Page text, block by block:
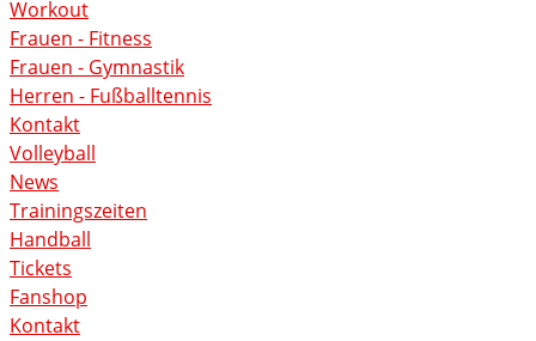
Workout
Frauen - Fitness
Frauen - Gymnastik
Herren - Fußballtennis
Kontakt
Volleyball
News
Trainingszeiten
Handball
Tickets
Fanshop
Kontakt